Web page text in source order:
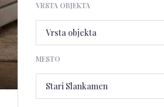
VRSTA OBJEKTA
MESTO